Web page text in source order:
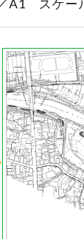
A1 スケー